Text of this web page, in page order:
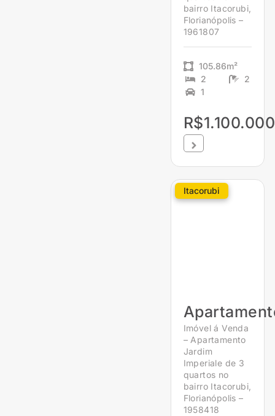
bairro Itacorubi,
Florianópolis –
1961807
105.86m²
2
2
1
Itacorubi
Imóvel á Venda
– Apartamento
Jardim
Imperiale de 3
quartos no
bairro Itacorubi,
Florianópolis –
1958418